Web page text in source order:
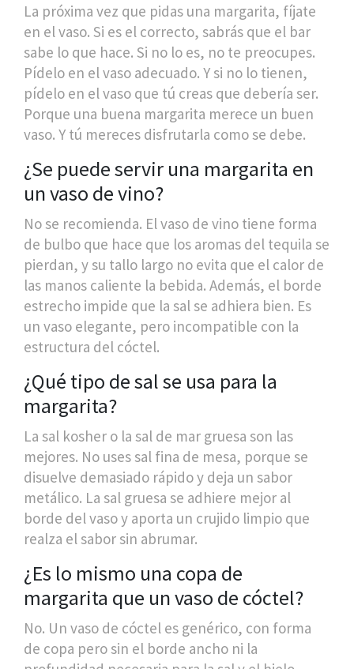
La próxima vez que pidas una margarita, fíjate
en el vaso. Si es el correcto, sabrás que el bar
sabe lo que hace. Si no lo es, no te preocupes.
Pídelo en el vaso adecuado. Y si no lo tienen,
pídelo en el vaso que tú creas que debería ser.
Porque una buena margarita merece un buen
vaso. Y tú mereces disfrutarla como se debe.
¿Se puede servir una margarita en
un vaso de vino?
No se recomienda. El vaso de vino tiene forma
de bulbo que hace que los aromas del tequila se
pierdan, y su tallo largo no evita que el calor de
las manos caliente la bebida. Además, el borde
estrecho impide que la sal se adhiera bien. Es
un vaso elegante, pero incompatible con la
estructura del cóctel.
¿Qué tipo de sal se usa para la
margarita?
La sal kosher o la sal de mar gruesa son las
mejores. No uses sal fina de mesa, porque se
disuelve demasiado rápido y deja un sabor
metálico. La sal gruesa se adhiere mejor al
borde del vaso y aporta un crujido limpio que
realza el sabor sin abrumar.
¿Es lo mismo una copa de
margarita que un vaso de cóctel?
No. Un vaso de cóctel es genérico, con forma
de copa pero sin el borde ancho ni la